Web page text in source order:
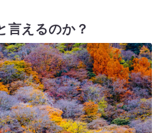
言えるのか？